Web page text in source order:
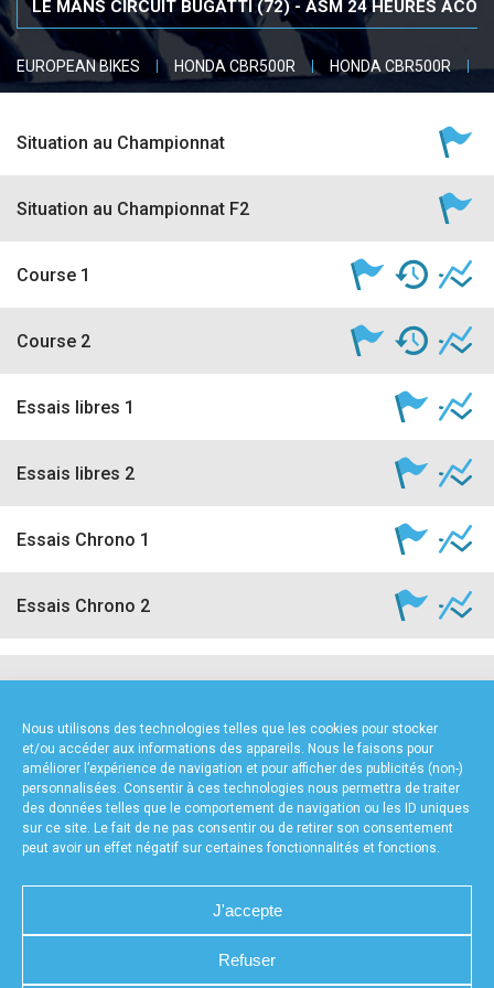
Nous utilisons des technologies telles que les cookies pour stocker
et/ou accéder aux informations des appareils. Nous le faisons pour
améliorer l’expérience de navigation et pour afficher des publicités (non-)
personnalisées. Consentir à ces technologies nous permettra de traiter
des données telles que le comportement de navigation ou les ID uniques
sur ce site. Le fait de ne pas consentir ou de retirer son consentement
peut avoir un effet négatif sur certaines fonctionnalités et fonctions.
J'accepte
Refuser
accéder à la billetterie
EUROPEAN BIKES HONDA CBR500R HONDA CBR500R
Situation au Championnat
Situation au Championnat F2
Course 1
Course 2
Essais libres 1
Essais libres 2
Essais Chrono 1
Essais Chrono 2